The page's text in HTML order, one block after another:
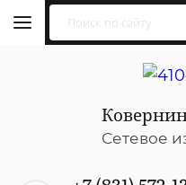
Сетевое